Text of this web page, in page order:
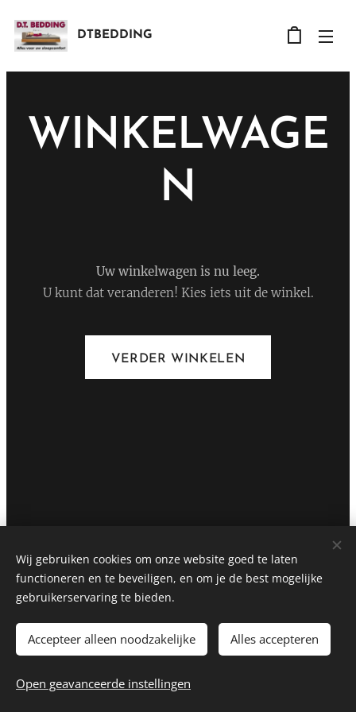
DTBEDDING
WINKELWAGE
N
Uw winkelwagen is nu leeg.
U kunt dat veranderen! Kies iets uit de winkel.
VERDER WINKELEN
DTBEDDING
Cookies
Wij gebruiken cookies om onze website goed te laten
functioneren en te beveiligen, en om je de best mogelijke
gebruikerservaring te bieden.
Accepteer alleen noodzakelijke Alles accepteren
Open geavanceerde instellingen